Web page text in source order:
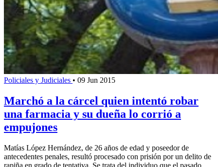
Policiales y Judiciales • 09 Jun 2015
Marchó a la cárcel quien intentó robar
una farmacia y su dueña lo corrió a
empujones
Matías López Hernández, de 26 años de edad y poseedor de
antecedentes penales, resultó procesado con prisión por un delito de